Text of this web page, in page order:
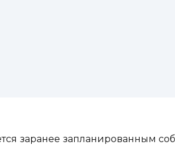
заранее запланированным